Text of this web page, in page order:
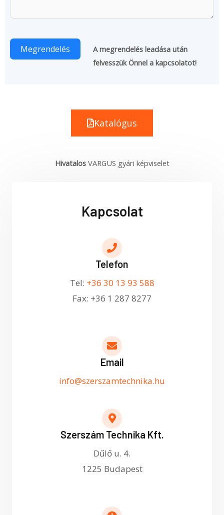
Megrendelés
Katalógus
HivatalosVARGUS gyári képviselet
Kapcsolat
Telefon
Tel: +36 30 13 93 588
Fax: +36 1 287 8277
Email
info@szerszamtechnika.hu
Szerszám Technika Kft.
Dűlő u. 4.
1225 Budapest